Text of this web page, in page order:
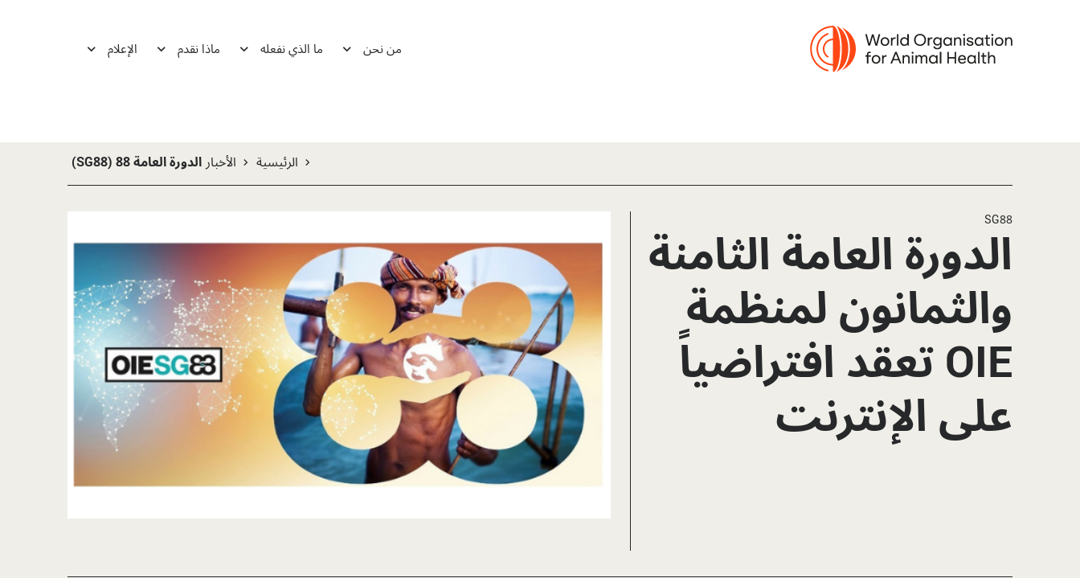
من نحن ما الذي نفعله ماذا نقدم الإعلام
الرئيسية الأخبارالدورة العامة 88 (SG88)
SG88
الدورة العامة الثامنة
والثمانون لمنظمة
OIE تعقد افتراضياً
على الإنترنت